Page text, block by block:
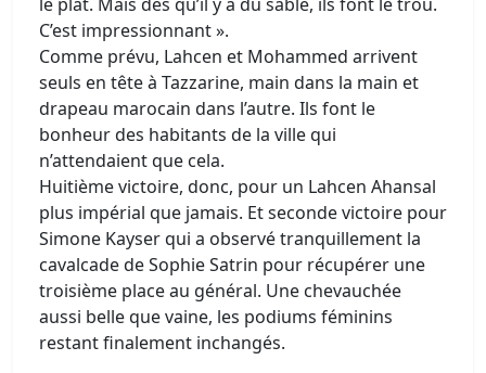
C’est impressionnant ».
Comme prévu, Lahcen et Mohammed arrivent
seuls en tête à Tazzarine, main dans la main et
drapeau marocain dans l’autre. Ils font le
bonheur des habitants de la ville qui
n’attendaient que cela.
Huitième victoire, donc, pour un Lahcen Ahansal
plus impérial que jamais. Et seconde victoire pour
Simone Kayser qui a observé tranquillement la
cavalcade de Sophie Satrin pour récupérer une
troisième place au général. Une chevauchée
aussi belle que vaine, les podiums féminins
restant finalement inchangés.